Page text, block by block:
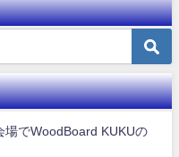
場でWoodBoard KUKUの